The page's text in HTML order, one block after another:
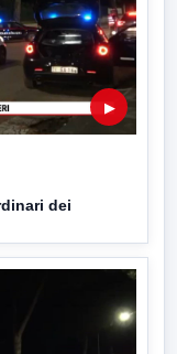
▶
dei